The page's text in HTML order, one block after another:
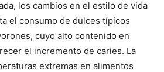
los cambios en el estilo de vida
el consumo de dulces típicos
cuyo alto contenido en
el incremento de caries. La
extremas en alimentos